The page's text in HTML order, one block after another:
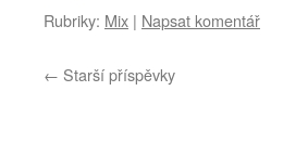
Rubriky: Mix | Napsat komentář
← Starší příspěvky